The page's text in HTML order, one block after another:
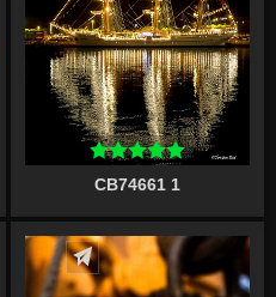
CB74661 1
Écrire un commentaire